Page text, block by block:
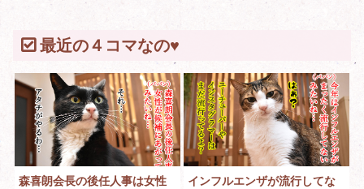
最近の４コマなの♥
森喜朗会長の後任人事は女性
インフルエンザが流行してな